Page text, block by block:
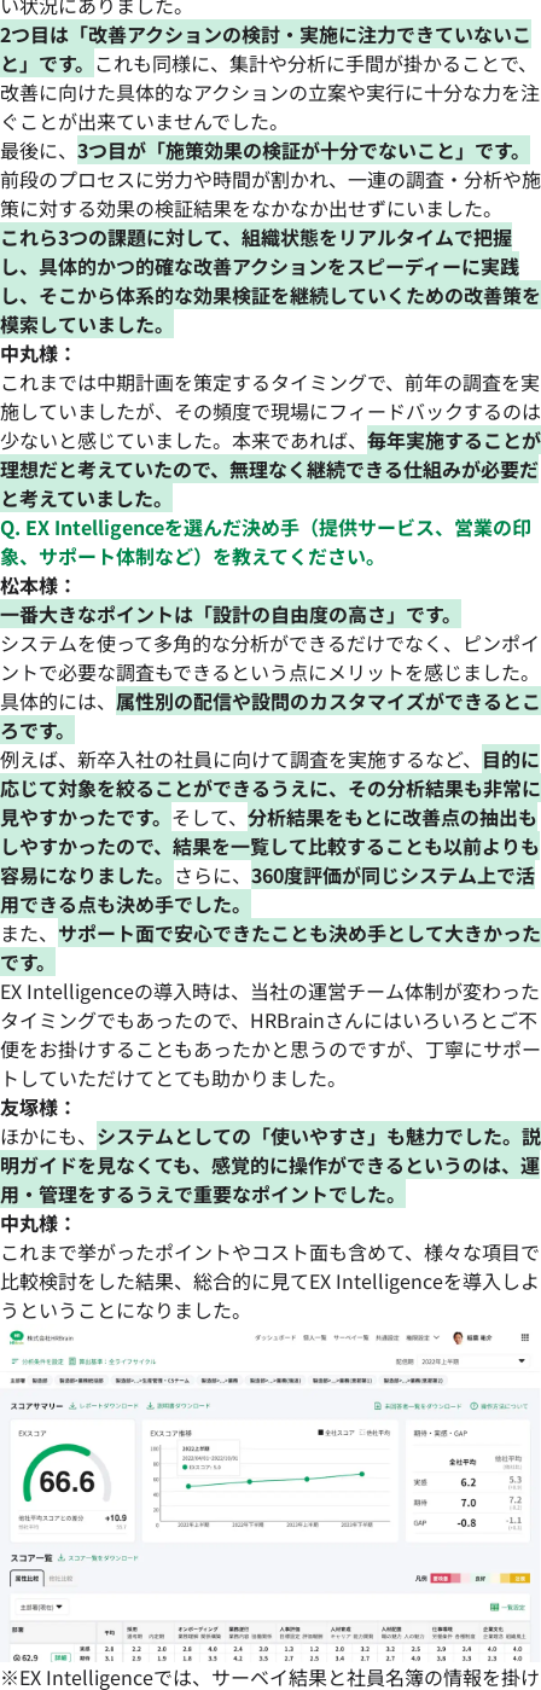
2つ目は「改善アクションの検討・実施に注力できていないこ
と」です。 これも同様に、集計や分析に手間が掛かることで、
改善に向けた具体的なアクションの立案や実行に十分な力を注
ぐことが出来ていませんでした。
最後に、 3つ目が「施策効果の検証が十分でないこと」です。
前段のプロセスに労力や時間が割かれ、一連の調査・分析や施
策に対する効果の検証結果をなかなか出せずにいました。
これら3つの課題に対して、組織状態をリアルタイムで把握
し、具体的かつ的確な改善アクションをスピーディーに実践
し、そこから体系的な効果検証を継続していくための改善策を
模索していました。
中丸様：
これまでは中期計画を策定するタイミングで、前年の調査を実
施していましたが、その頻度で現場にフィードバックするのは
少ないと感じていました。本来であれば、 毎年実施することが
理想だと考えていたので、無理なく継続できる仕組みが必要だ
と考えていました。
Q. EX Intelligenceを選んだ決め手（提供サービス、営業の印
象、サポート体制など）を教えてください。
松本様：
一番大きなポイントは「設計の自由度の高さ」です。
システムを使って多角的な分析ができるだけでなく、ピンポイ
ントで必要な調査もできるという点にメリットを感じました。
具体的には、 属性別の配信や設問のカスタマイズができるとこ
ろです。
例えば、新卒入社の社員に向けて調査を実施するなど、 目的に
応じて対象を絞ることができるうえに、その分析結果も非常に
見やすかったです。 そして、 分析結果をもとに改善点の抽出も
しやすかったので、結果を一覧して比較することも以前よりも
容易になりました。 さらに、 360度評価が同じシステム上で活
用できる点も決め手でした。
また、 サポート面で安心できたことも決め手として大きかった
です。
EX Intelligenceの導入時は、当社の運営チーム体制が変わった
タイミングでもあったので、HRBrainさんにはいろいろとご不
便をお掛けすることもあったかと思うのですが、丁寧にサポー
トしていただけてとても助かりました。
友塚様：
ほかにも、 システムとしての「使いやすさ」も魅力でした。説
明ガイドを見なくても、感覚的に操作ができるというのは、運
用・管理をするうえで重要なポイントでした。
中丸様：
これまで挙がったポイントやコスト面も含めて、様々な項目で
比較検討をした結果、総合的に見てEX Intelligenceを導入しよ
うということになりました。
※EX Intelligenceでは、サーベイ結果と社員名簿の情報を掛け